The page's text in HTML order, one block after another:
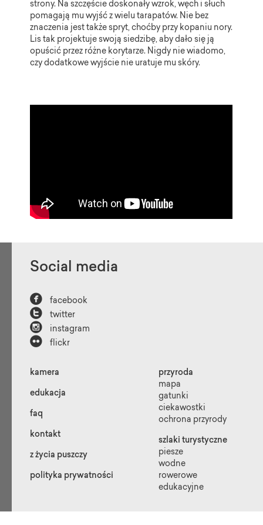
strony. Na szczęście doskonały wzrok, węch i słuch
pomagają mu wyjść z wielu tarapatów. Nie bez
znaczenia jest także spryt, choćby przy kopaniu nory.
Lis tak projektuje swoją siedzibę, aby dało się ją
opuścić przez różne korytarze. Nigdy nie wiadomo,
czy dodatkowe wyjście nie uratuje mu skóry.
Social media
 facebook
 twitter
 instagram
 flickr
kamera
edukacja
faq
kontakt
z życia puszczy
polityka prywatności
przyroda
mapa
gatunki
ciekawostki
ochrona przyrody
szlaki turystyczne
piesze
wodne
rowerowe
edukacyjne